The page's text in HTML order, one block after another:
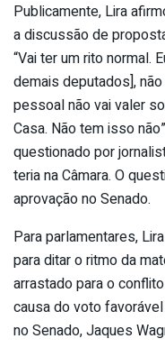
Publicamente, Lira
a discussão de
“Vai ter um rito normal.
demais deputados],
pessoal não vai valer
Casa. Não tem isso
questionado por
teria na Câmara. O
aprovação no Senado.
Para parlamentares,
para ditar o ritmo da
arrastado para o
causa do voto
no Senado, Jaques